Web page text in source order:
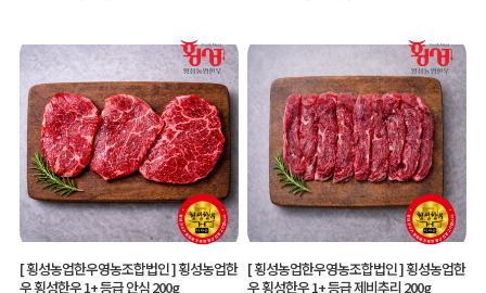
[ 횡성농업한우영농조합법인 ]횡성농업한
우 횡성한우 1+ 등급 안심 200g
[ 횡성농업한우영농조합법인 ]횡성농업한
우 횡성한우 1+ 등급 제비추리 200g